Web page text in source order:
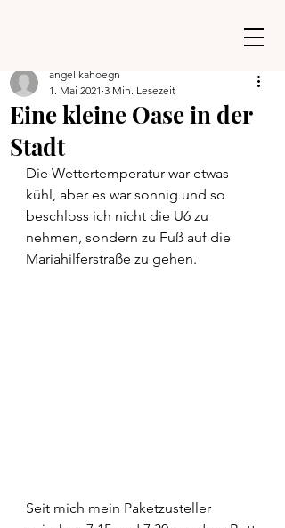
Eine kleine Oase in der
Stadt
angelikahoegn
1. Mai 2021 3 Min. Lesezeit
Die Wettertemperatur war etwas
kühl, aber es war sonnig und so
beschloss ich nicht die U6 zu
nehmen, sondern zu Fuß auf die
Mariahilferstraße zu gehen.
Seit mich mein Paketzusteller